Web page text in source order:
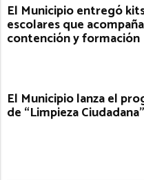
El Municipio entregó
escolares que
contención y formación
El Municipio lanza el
de “Limpieza Ciudadana”